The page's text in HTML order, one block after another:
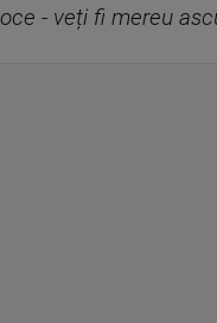
- veți fi mereu